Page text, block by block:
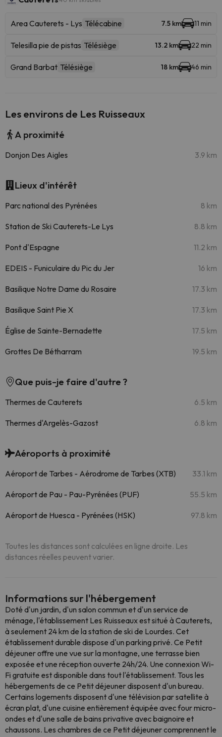
Area Cauterets - Lys Télécabine 7.5 km 11 min
Telesilla pie de pistas Télésiège 13.2 km 22 min
Grand Barbat Télésiège 18 km 46 min
Les environs de Les Ruisseaux
A proximité
Donjon Des Aigles 3.9 km
Lieux d'intérêt
Parc national des Pyrénées 8 km
Station de Ski Cauterets-Le Lys 8.8 km
Pont d'Espagne 11.2 km
EDEIS - Funiculaire du Pic du Jer 16 km
Basilique Notre Dame du Rosaire 17.3 km
Basilique Saint Pie X 17.3 km
Église de Sainte-Bernadette 17.5 km
Grottes De Bétharram 19.5 km
Que puis-je faire d'autre ?
Thermes de Cauterets 6.5 km
Thermes d'Argelès-Gazost 6.8 km
Aéroports à proximité
Aéroport de Tarbes - Aérodrome de Tarbes (XTB) 33.1 km
Aéroport de Pau - Pau-Pyrénées (PUF) 55.5 km
Aéroport de Huesca - Pyrénées (HSK) 97.8 km
Toutes les distances sont calculées en ligne droite. Les
distances réelles peuvent varier.
Informations sur l'hébergement
Doté d'un jardin, d'un salon commun et d'un service de
ménage, l'établissement Les Ruisseaux est situé à Cauterets,
à seulement 24 km de la station de ski de Lourdes. Cet
établissement durable dispose d'un parking privé. Ce Petit
déjeuner offre une vue sur la montagne, une terrasse bien
exposée et une réception ouverte 24h/24. Une connexion Wi-
Fi gratuite est disponible dans tout l'établissement. Tous les
hébergements de ce Petit déjeuner disposent d'un bureau.
Certains logements disposent d'une télévision par satellite à
écran plat, d'une cuisine entièrement équipée avec four micro-
ondes et d'une salle de bains privative avec baignoire et
chaussons. Les chambres de ce Petit déjeuner comprennent le